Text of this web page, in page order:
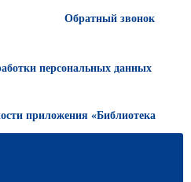
Обратный звонок
персональных данных
приложения «Библиотека